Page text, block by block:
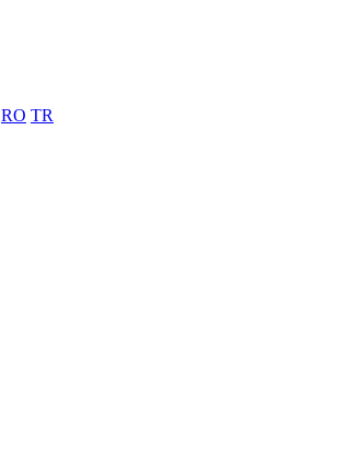
RO TR